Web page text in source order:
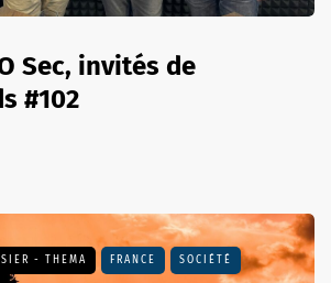
Sec, invités de
#102
- THEMA FRANCE SOCIÉTÉ